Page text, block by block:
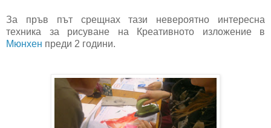
За пръв път срещнах тази невероятно интересна
техника за рисуване на Креативното изложение в
Мюнхен преди 2 години.